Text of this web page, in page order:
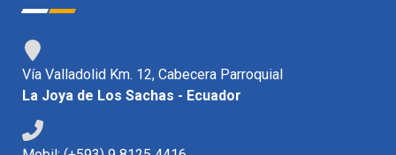
Vía Valladolid Km. 12, Cabecera Parroquial
La Joya de Los Sachas - Ecuador